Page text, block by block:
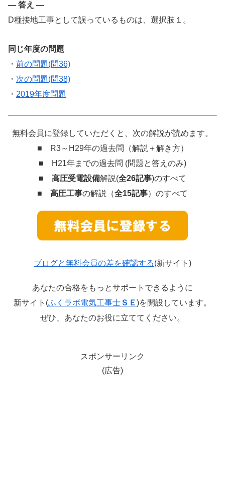
— 答え —
D種接地工事として誤っているものは、選択肢１。
同じ年度の問題
・ 前の問題(問36)
・ 次の問題(問38)
・ 2019年度問題
無料会員に登録していただくと、次の解説が読めます。
■ R3～H29年の過去問（解説＋解き方）
■ H21年までの過去問 (問題と答えのみ)
■ 高圧受電設備解説(全26記事)のすべて
■ 高圧工事の解説（全15記事）のすべて
ブログと無料会員の差を確認する(新サイト)
あなたの合格をもっとサポートできるように
新サイト(ふくラボ電気工事士ＳＥ)を開設しています。
ぜひ、あなたのお役に立ててください。
スポンサーリンク
(広告)